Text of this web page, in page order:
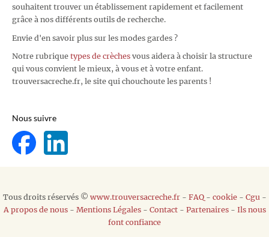
souhaitent trouver un établissement rapidement et facilement
grâce à nos différents outils de recherche.
Envie d'en savoir plus sur les modes gardes ?
Notre rubrique types de crèches vous aidera à choisir la structure
qui vous convient le mieux, à vous et à votre enfant.
trouversacreche.fr, le site qui chouchoute les parents !
Nous suivre
Tous droits réservés © www.trouversacreche.fr- FAQ- cookie- Cgu -
A propos de nous- Mentions Légales- Contact- Partenaires- Ils nous
font confiance